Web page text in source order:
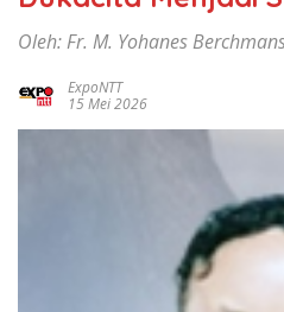
Oleh: Fr. M. Yohanes
ExpoNTT
15 Mei 2026